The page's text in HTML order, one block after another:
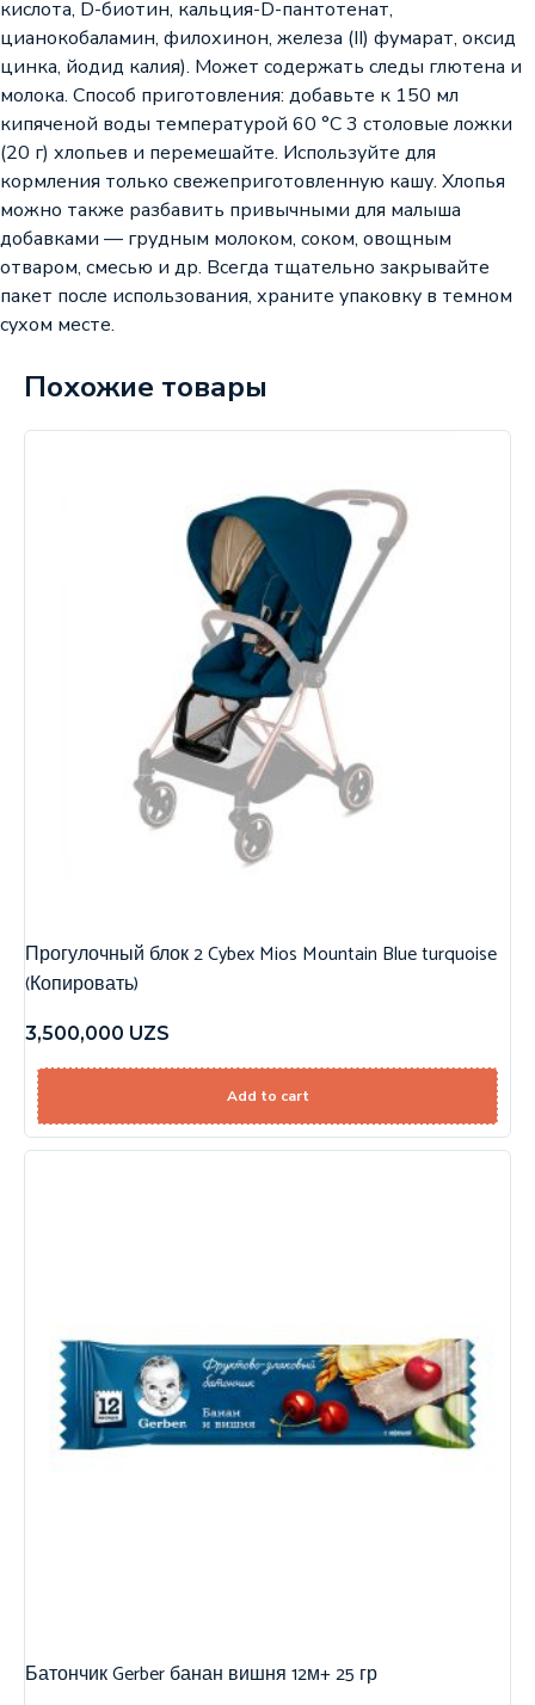
кислота, D-биотин, кальция-D-пантотенат,
цианокобаламин, филохинон, железа (II) фумарат, оксид
цинка, йодид калия). Может содержать следы глютена и
молока. Способ приготовления: добавьте к 150 мл
кипяченой воды температурой 60 °С 3 столовые ложки
(20 г) хлопьев и перемешайте. Используйте для
кормления только свежеприготовленную кашу. Хлопья
можно также разбавить привычными для малыша
добавками — грудным молоком, соком, овощным
отваром, смесью и др. Всегда тщательно закрывайте
пакет после использования, храните упаковку в темном
сухом месте.
Похожие товары
Прогулочный блок 2 Cybex Mios Mountain Blue turquoise
(Копировать)
3,500,000 UZS
Add to cart
Батончик Gerber банан вишня 12м+ 25 гр